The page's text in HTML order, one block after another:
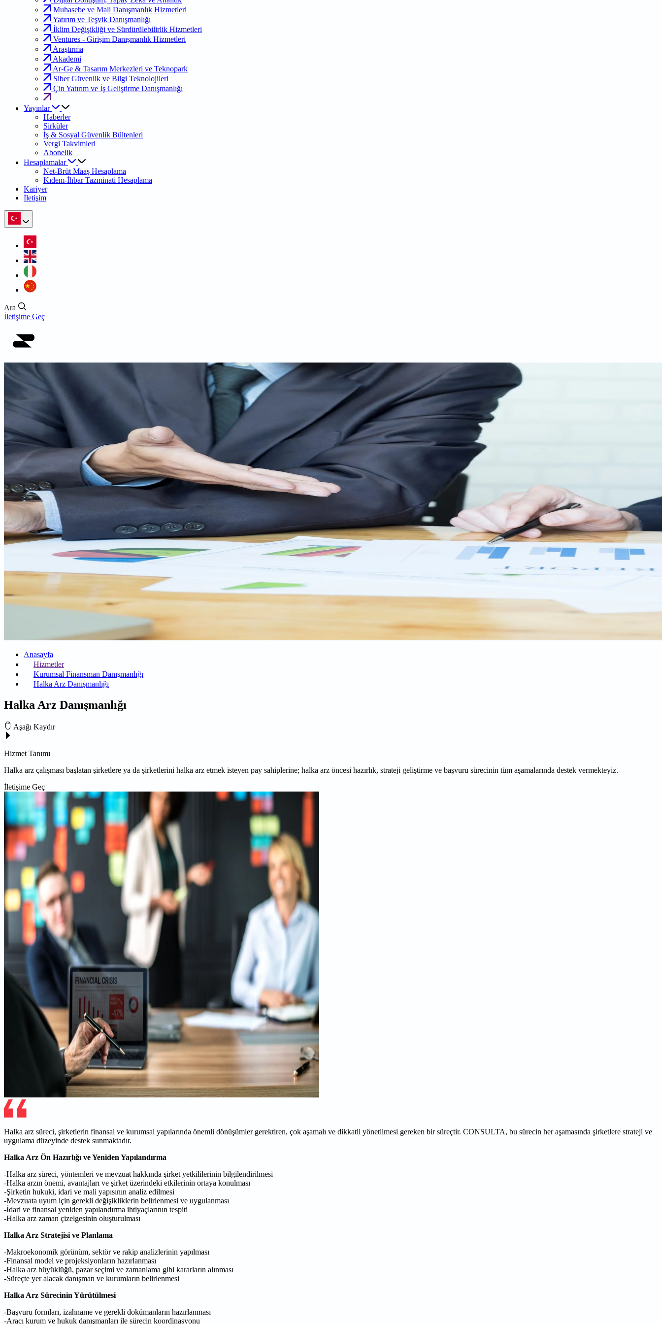
Muhasebe ve Mali Danışmanlık Hizmetleri
Yatırım ve Teşvik Danışmanlığı
İklim Değişikliği ve Sürdürülebilirlik Hizmetleri
Ventures - Girişim Danışmanlık Hizmetleri
Araştırma
Akademi
Ar-Ge & Tasarım Merkezleri ve Teknopark
Siber Güvenlik ve Bilgi Teknolojileri
Çin Yatırım ve İş Geliştirme Danışmanlığı
Yayınlar
Haberler
Sirküler
İş & Sosyal Güvenlik Bültenleri
Vergi Takvimleri
Abonelik
Hesaplamalar
Net-Brüt Maaş Hesaplama
Kıdem-İhbar Tazminati Hesaplama
Kariyer
İletişim
Ara
İletişime Geç
Anasayfa
Hizmetler
Kurumsal Finansman Danışmanlığı
Halka Arz Danışmanlığı
Halka Arz Danışmanlığı
Aşağı Kaydır
Hizmet Tanımı
Halka arz çalışması başlatan şirketlere ya da şirketlerini halka arz etmek isteyen pay sahiplerine; halka arz öncesi hazırlık, strateji geliştirme ve başvuru sürecinin tüm aşamalarında destek vermekteyiz.
İletişime Geç
Halka arz süreci, şirketlerin finansal ve kurumsal yapılarında önemli dönüşümler gerektiren, çok aşamalı ve dikkatli yönetilmesi gereken bir süreçtir. CONSULTA, bu sürecin her aşamasında şirketlere strateji ve
uygulama düzeyinde destek sunmaktadır.
Halka Arz Ön Hazırlığı ve Yeniden Yapılandırma
-Halka arz süreci, yöntemleri ve mevzuat hakkında şirket yetkililerinin bilgilendirilmesi
-Halka arzın önemi, avantajları ve şirket üzerindeki etkilerinin ortaya konulması
-Şirketin hukuki, idari ve mali yapısının analiz edilmesi
-Mevzuata uyum için gerekli değişikliklerin belirlenmesi ve uygulanması
-İdari ve finansal yeniden yapılandırma ihtiyaçlarının tespiti
-Halka arz zaman çizelgesinin oluşturulması
Halka Arz Stratejisi ve Planlama
-Makroekonomik görünüm, sektör ve rakip analizlerinin yapılması
-Finansal model ve projeksiyonların hazırlanması
-Halka arz büyüklüğü, pazar seçimi ve zamanlama gibi kararların alınması
-Süreçte yer alacak danışman ve kurumların belirlenmesi
Halka Arz Sürecinin Yürütülmesi
-Başvuru formları, izahname ve gerekli dokümanların hazırlanması
-Aracı kurum ve hukuk danışmanları ile sürecin koordinasyonu